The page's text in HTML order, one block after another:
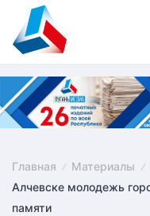
content
Главная Материалы
Алчевске молодежь
памяти